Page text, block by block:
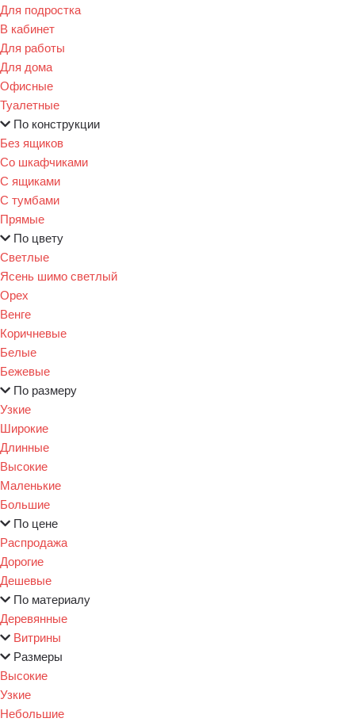
Для подростка
В кабинет
Для работы
Для дома
Офисные
Туалетные
По конструкции
Без ящиков
Со шкафчиками
С ящиками
С тумбами
Прямые
По цвету
Светлые
Ясень шимо светлый
Орех
Венге
Коричневые
Белые
Бежевые
По размеру
Узкие
Широкие
Длинные
Высокие
Маленькие
Большие
По цене
Распродажа
Дорогие
Дешевые
По материалу
Деревянные
Витрины
Размеры
Высокие
Узкие
Небольшие